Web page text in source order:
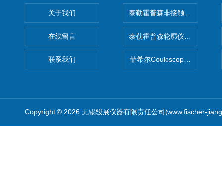
关于我们
在线留言
联系我们
泰勒霍普森非接触式轮廓仪
泰勒霍普森轮廓仪|TAYLOR
菲希尔Couloscope CMS2电
Copyright © 2026 无锡骏展仪器有限责任公司(www.fischer-